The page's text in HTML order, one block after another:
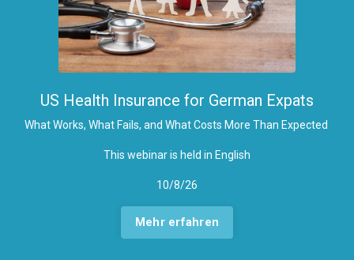
US Health Insurance for German Expats
What Works, What Fails, and What Costs More Than Expected
This webinar is held in English
10/8/26
Mehr erfahren